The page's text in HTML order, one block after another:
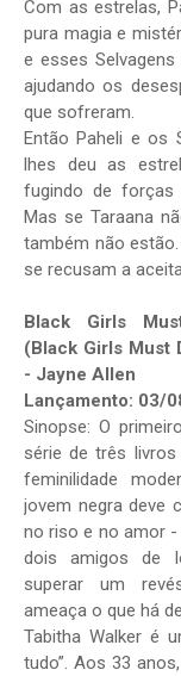
Com as estrelas,
pura magia e
e esses
ajudando os
que sofreram.
Então Paheli e os
lhes deu as
fugindo de forças
Mas se Taraana
também não
se recusam a
Black Girls
(Black Girls Must
- Jayne Allen
Lançamento: 03/
Sinopse: O
série de três
feminilidade
jovem negra deve
no riso e no amor
dois amigos de
superar um
ameaça o que há
Tabitha Walker é
tudo”. Aos 33